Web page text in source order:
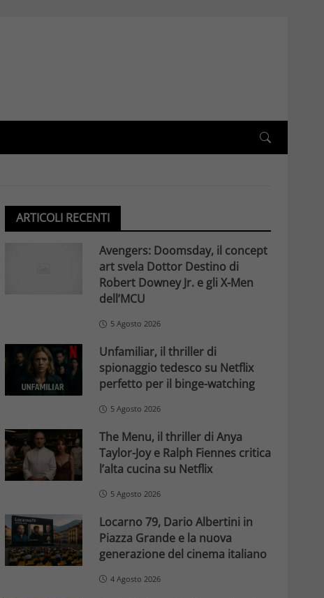
ARTICOLI RECENTI
Avengers: Doomsday, il concept
art svela Dottor Destino di
Robert Downey Jr. e gli X-Men
dell’MCU
5 Agosto 2026
Unfamiliar, il thriller di
spionaggio tedesco su Netflix
perfetto per il binge-watching
5 Agosto 2026
The Menu, il thriller di Anya
Taylor-Joy e Ralph Fiennes critica
l’alta cucina su Netflix
5 Agosto 2026
Locarno 79, Dario Albertini in
Piazza Grande e la nuova
generazione del cinema italiano
4 Agosto 2026